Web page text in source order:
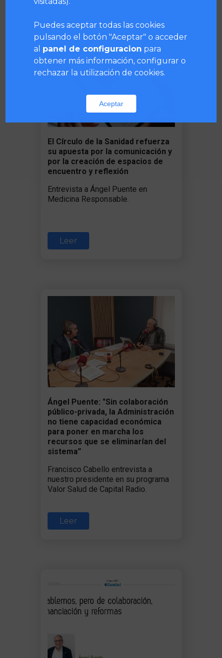
El Círculo de la Sanidad refuerza
su apuesta por la comunicación y
por la creación de espacios de
encuentro y reflexión
Entrevista a Ángel Puente en
Medicina Responsable.
Leer
Ángel Puente: "Sin colaboración
público-privada, la Administración
no tiene capacidad económica
para poner en marcha los
recursos que se eliminarían del
sistema”
Francisco Cabello entrevista a
nuestro presidente en su programa
Valor Salud de Capital Radio.
Leer
Puedes aceptar todas las cookies
pulsando el botón "Aceptar" o acceder
al panel de configuracion para
obtener más información, configurar o
rechazar la utilización de cookies.
Aceptar